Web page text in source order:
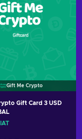
Gift Me Crypto
Gift Card 3 USD